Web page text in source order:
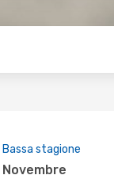
Bassa stagione
novembre